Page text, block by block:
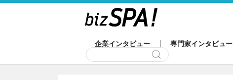
企業インタビュー 専門家インタビュー